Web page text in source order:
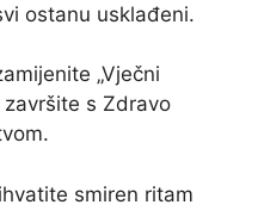
ostanu usklađeni.
„Vječni
završite s Zdravo
smiren ritam